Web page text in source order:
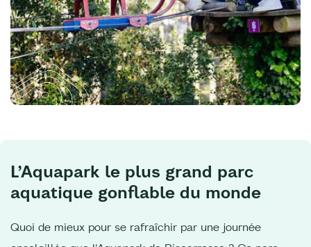
L’Aquapark le plus grand parc
aquatique gonflable du monde
Quoi de mieux pour se rafraîchir par une journée